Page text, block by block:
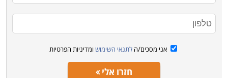
אני מסכים/ה לתנאי השימוש ומדיניות הפרטיות
חזרו אלי